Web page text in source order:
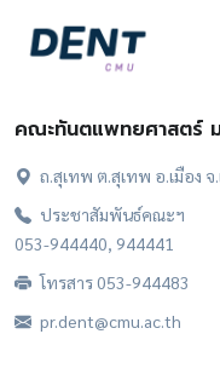
คณะทันตแพทยศาสตร์ ม
ถ.สุเทพ ต.สุเทพ อ.เมือง จ
ประชาสัมพันธ์คณะฯ
053-944440, 944441
โทรสาร 053-944483
pr.dent@cmu.ac.th